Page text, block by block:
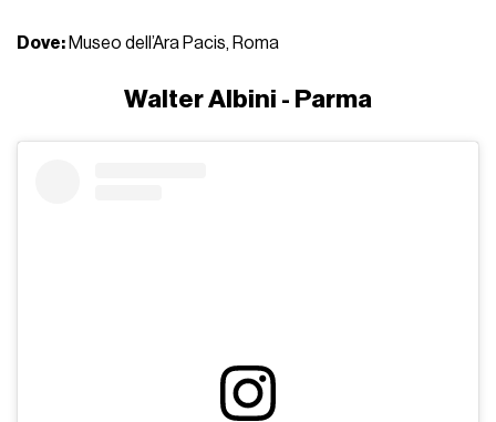
Dove: Museo dell’Ara Pacis, Roma
Walter Albini - Parma